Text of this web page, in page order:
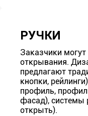
РУЧКИ
Заказчики
открывания.
предлагают
кнопки,
профиль,
фасад), системы
открыть).